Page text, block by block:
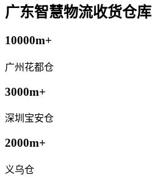
广东智慧物流收货仓库
10000m+
广州花都仓
3000m+
深圳宝安仓
2000m+
义乌仓